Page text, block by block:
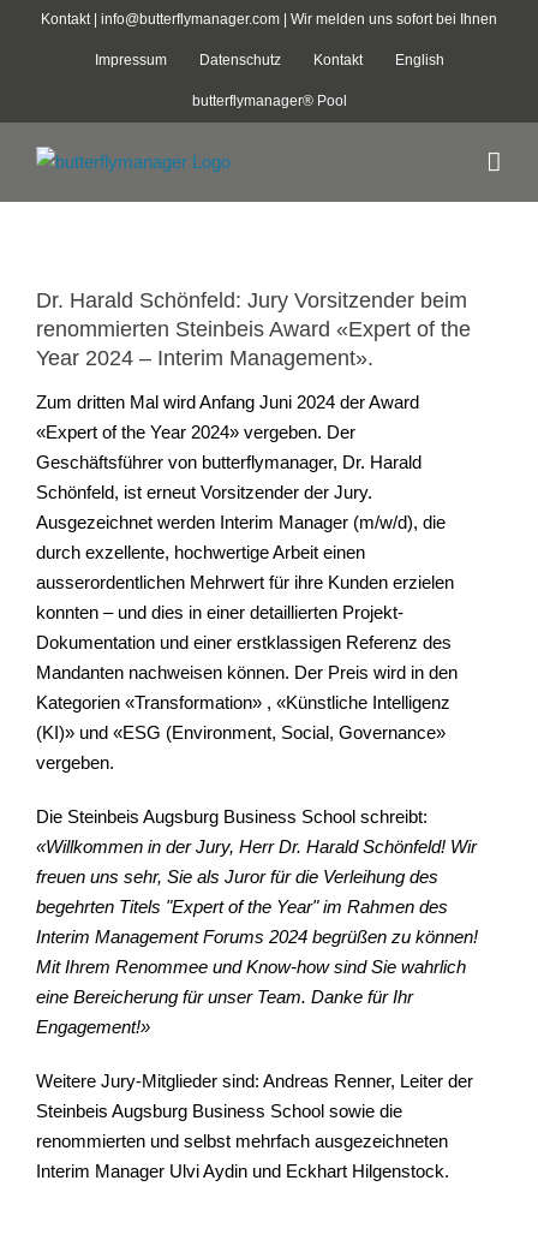
Kontakt | info@butterflymanager.com | Wir melden uns sofort bei Ihnen
Impressum Datenschutz Kontakt English
butterflymanager® Pool
grösseres
Bild
Dr. Harald Schönfeld: Jury Vorsitzender beim
renommierten Steinbeis Award «Expert of the
Year 2024 – Interim Management».
Zum dritten Mal wird Anfang Juni 2024 der Award
«Expert of the Year 2024» vergeben. Der
Geschäftsführer von butterflymanager, Dr. Harald
Schönfeld, ist erneut Vorsitzender der Jury.
Ausgezeichnet werden Interim Manager (m/w/d), die
durch exzellente, hochwertige Arbeit einen
ausserordentlichen Mehrwert für ihre Kunden erzielen
konnten – und dies in einer detaillierten Projekt-
Dokumentation und einer erstklassigen Referenz des
Mandanten nachweisen können. Der Preis wird in den
Kategorien «Transformation» , «Künstliche Intelligenz
(KI)» und «ESG (Environment, Social, Governance»
vergeben.
Die Steinbeis Augsburg Business School schreibt:
«Willkommen in der Jury, Herr Dr. Harald Schönfeld! Wir
freuen uns sehr, Sie als Juror für die Verleihung des
begehrten Titels "Expert of the Year" im Rahmen des
Interim Management Forums 2024 begrüßen zu können!
Mit Ihrem Renommee und Know-how sind Sie wahrlich
eine Bereicherung für unser Team. Danke für Ihr
Engagement!»
Weitere Jury-Mitglieder sind: Andreas Renner, Leiter der
Steinbeis Augsburg Business School sowie die
renommierten und selbst mehrfach ausgezeichneten
Interim Manager Ulvi Aydin und Eckhart Hilgenstock.